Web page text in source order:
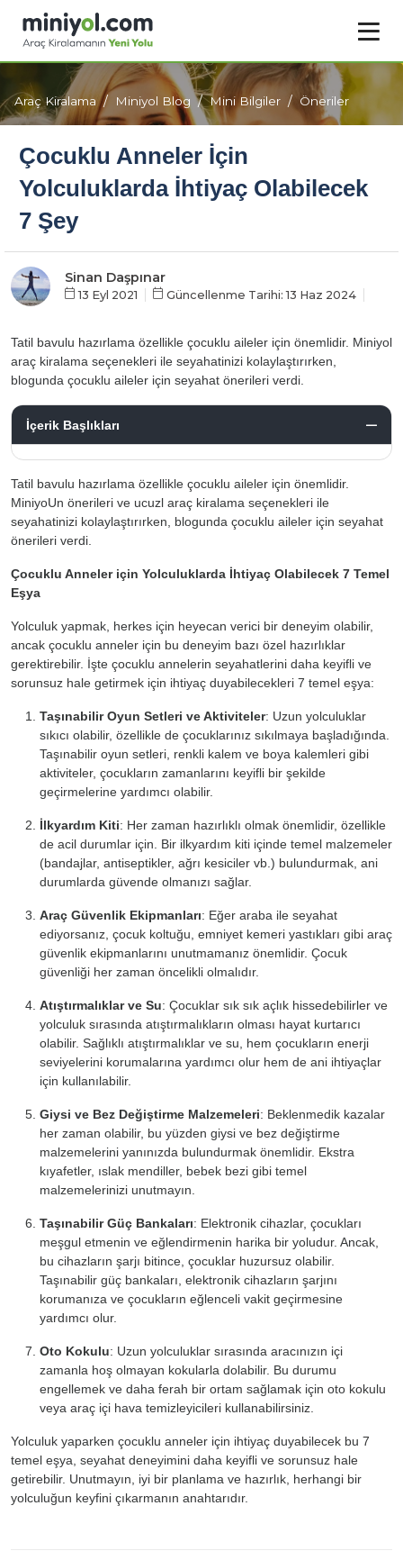
Araç Kiralama Miniyol Blog Mini Bilgiler Öneriler
Çocuklu Anneler İçin
Yolculuklarda İhtiyaç Olabilecek
7 Şey
Sinan Daşpınar
13 Eyl 2021 Güncellenme Tarihi: 13 Haz 2024
Tatil bavulu hazırlama özellikle çocuklu aileler için önemlidir. Miniyol
araç kiralama seçenekleri ile seyahatinizi kolaylaştırırken,
blogunda çocuklu aileler için seyahat önerileri verdi.
İçerik Başlıkları
Tatil bavulu hazırlama özellikle çocuklu aileler için önemlidir.
MiniyoUn önerileri ve ucuzl araç kiralama seçenekleri ile
seyahatinizi kolaylaştırırken, blogunda çocuklu aileler için seyahat
önerileri verdi.
Çocuklu Anneler için Yolculuklarda İhtiyaç Olabilecek 7 Temel
Eşya
Yolculuk yapmak, herkes için heyecan verici bir deneyim olabilir,
ancak çocuklu anneler için bu deneyim bazı özel hazırlıklar
gerektirebilir. İşte çocuklu annelerin seyahatlerini daha keyifli ve
sorunsuz hale getirmek için ihtiyaç duyabilecekleri 7 temel eşya:
Taşınabilir Oyun Setleri ve Aktiviteler: Uzun yolculuklar
sıkıcı olabilir, özellikle de çocuklarınız sıkılmaya başladığında.
Taşınabilir oyun setleri, renkli kalem ve boya kalemleri gibi
aktiviteler, çocukların zamanlarını keyifli bir şekilde
geçirmelerine yardımcı olabilir.
İlkyardım Kiti: Her zaman hazırlıklı olmak önemlidir, özellikle
de acil durumlar için. Bir ilkyardım kiti içinde temel malzemeler
(bandajlar, antiseptikler, ağrı kesiciler vb.) bulundurmak, ani
durumlarda güvende olmanızı sağlar.
Araç Güvenlik Ekipmanları: Eğer araba ile seyahat
ediyorsanız, çocuk koltuğu, emniyet kemeri yastıkları gibi araç
güvenlik ekipmanlarını unutmamanız önemlidir. Çocuk
güvenliği her zaman öncelikli olmalıdır.
Atıştırmalıklar ve Su: Çocuklar sık sık açlık hissedebilirler ve
yolculuk sırasında atıştırmalıkların olması hayat kurtarıcı
olabilir. Sağlıklı atıştırmalıklar ve su, hem çocukların enerji
seviyelerini korumalarına yardımcı olur hem de ani ihtiyaçlar
için kullanılabilir.
Giysi ve Bez Değiştirme Malzemeleri: Beklenmedik kazalar
her zaman olabilir, bu yüzden giysi ve bez değiştirme
malzemelerini yanınızda bulundurmak önemlidir. Ekstra
kıyafetler, ıslak mendiller, bebek bezi gibi temel
malzemelerinizi unutmayın.
Taşınabilir Güç Bankaları: Elektronik cihazlar, çocukları
meşgul etmenin ve eğlendirmenin harika bir yoludur. Ancak,
bu cihazların şarjı bitince, çocuklar huzursuz olabilir.
Taşınabilir güç bankaları, elektronik cihazların şarjını
korumanıza ve çocukların eğlenceli vakit geçirmesine
yardımcı olur.
Oto Kokulu: Uzun yolculuklar sırasında aracınızın içi
zamanla hoş olmayan kokularla dolabilir. Bu durumu
engellemek ve daha ferah bir ortam sağlamak için oto kokulu
veya araç içi hava temizleyicileri kullanabilirsiniz.
Yolculuk yaparken çocuklu anneler için ihtiyaç duyabilecek bu 7
temel eşya, seyahat deneyimini daha keyifli ve sorunsuz hale
getirebilir. Unutmayın, iyi bir planlama ve hazırlık, herhangi bir
yolculuğun keyfini çıkarmanın anahtarıdır.